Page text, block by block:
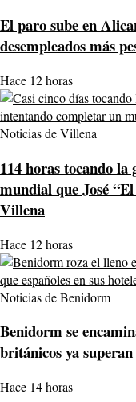
El paro sube en
desempleados más
Hace 12 horas
Noticias de Villena
114 horas tocando
mundial que José
Villena
Hace 12 horas
Noticias de Benidorm
Benidorm se
británicos ya superan
Hace 14 horas